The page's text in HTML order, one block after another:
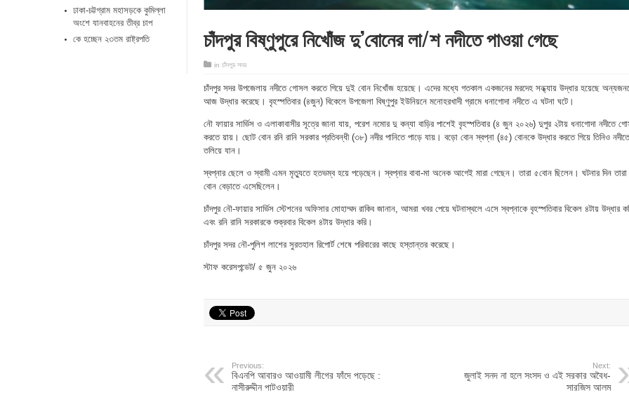
চাঁদপুর বিষ্ণুপুরে নিখোঁজ দু’বোনের লা/শ নদীতে পাওয়া গেছে
in চাঁদপুর সদর
চাঁদপুর সদর উপজেলায় নদীতে গোসল করতে গিয়ে দুই বোন নিখোঁজ হয়েছে। এদের মধ্যে গতকাল একজনের মরদেহ সন্ধ্যায় উদ্ধার হয়েছে
আজ উদ্ধার করেছে। বৃহস্পতিবার (৪জুন) বিকেলে উপজেলা বিষ্ণুপুর ইউনিয়নে মনোহরখাদী গ্রামে ধনাগোদা নদীতে এ ঘটনা ঘটে।
নৌ ফায়ার সার্ভিস ও এলাকাবাসীর সূত্রে জানা যায়, পরেশ নমোর দু কন্যা বাড়ির পাশেই বৃহস্পতিবার (৪ জুন ২০২৬) দুপুর ২টায় ধনাগোদা নদীতে
করতে য়ায়। ছোট বোন রনি রানি সরকার প্রতিবন্ধী (৩৮) নদীর পানিতে পাড়ে যায়। বড়ো বোন স্বপ্না (৪৫) বোনকে উদ্ধার করতে গিয়ে তিনিও নদীতে
তলিয়ে যান।
স্বপ্নার ছেলে ও স্বামী এমন মৃত্যুতে হতভম্ব হয়ে পড়েছেন। স্বপ্নার বাবা-মা অনেক আগেই মারা গেছেন। তারা ৫বোন ছিলেন। ঘটনার দিন
বোন বেড়াতে এসেছিলেন।
চাঁদপুর নৌ-ফায়ার সার্ভিস স্টেশনের অফিসার মোহাম্মদ রাকিব জানান, আমরা খবর পেয়ে ঘটনাস্থলে এসে স্বপ্নাকে বৃহস্পতিবার বিকেল ৪টায় উদ্ধার
এবং রনি রানি সরকারকে শুক্রবার বিকেল ৪টায় উদ্ধার করি।
চাঁদপুর সদর নৌ-পুলিশ লাশের সুরতহাল রিপোর্ট শেষে পরিবারের কাছে হস্তান্তর করেছে।
স্টাফ করেসপন্ডেট/ ৫ জুন ২০২৬
Previous:
বিএনপি আবারও আওয়ামী লীগের ফাঁদে পড়েছে :
নাসীরুদ্দীন পাটওয়ারী
Next:
জুলাই সনদ না হলে সংসদ ও এই সরকার অবৈধ-
সারজিস আলম
ঢাকা-চট্টগ্রাম মহাসড়কে কুমিল্লা
অংশে যানবাহনের তীব্র চাপ
কে হচ্ছেন ২৩তম রাষ্ট্রপতি